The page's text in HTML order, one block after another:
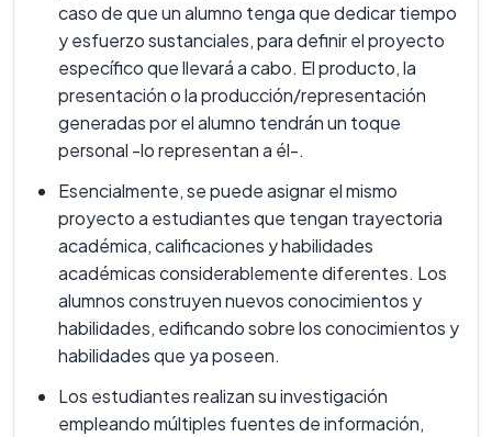
caso de que un alumno tenga que dedicar tiempo
y esfuerzo sustanciales, para definir el proyecto
específico que llevará a cabo. El producto, la
presentación o la producción/representación
generadas por el alumno tendrán un toque
personal -lo representan a él-.
Esencialmente, se puede asignar el mismo
proyecto a estudiantes que tengan trayectoria
académica, calificaciones y habilidades
académicas considerablemente diferentes. Los
alumnos construyen nuevos conocimientos y
habilidades, edificando sobre los conocimientos y
habilidades que ya poseen.
Los estudiantes realizan su investigación
empleando múltiples fuentes de información,